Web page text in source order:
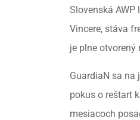
Slovenská AWP
Vincere, stáva
je plne
GuardiaN sa na
pokus o reštart
mesiacoch